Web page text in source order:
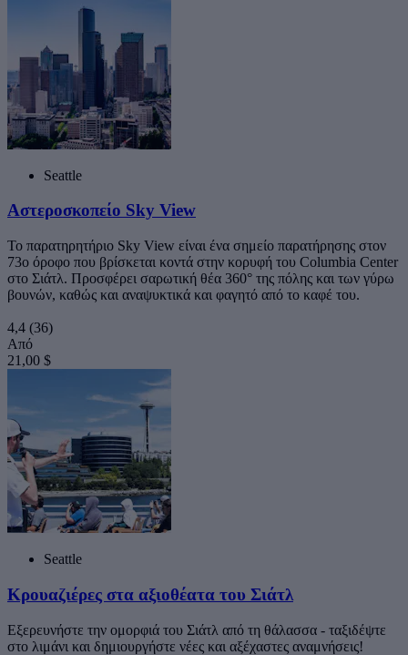
Seattle
Αστεροσκοπείο Sky View
Το παρατηρητήριο Sky View είναι ένα σημείο παρατήρησης στον
73ο όροφο που βρίσκεται κοντά στην κορυφή του Columbia Center
στο Σιάτλ. Προσφέρει σαρωτική θέα 360° της πόλης και των γύρω
βουνών, καθώς και αναψυκτικά και φαγητό από το καφέ του.
4,4 (36)
Από
21,00 $
Seattle
Κρουαζιέρες στα αξιοθέατα του Σιάτλ
Εξερευνήστε την ομορφιά του Σιάτλ από τη θάλασσα - ταξιδέψτε
στο λιμάνι και δημιουργήστε νέες και αξέχαστες αναμνήσεις!